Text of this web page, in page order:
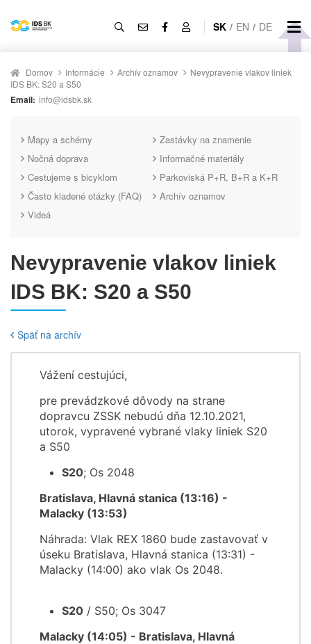
SK / EN / DE
Domov Informácie Archív oznamov
Nevypravenie vlakov liniek
IDS BK: S20 a S50
Email: info@idsbk.sk
Mapy a schémy
Zastávky na znamenie
Nočná doprava
Informačné materiály
Cestujeme s bicyklom
Parkoviská P+R, B+R a K+R
Často kladené otázky (FAQ)
Archív oznamov
Videá
Nevypravenie vlakov liniek
IDS BK: S20 a S50
Späť na archív
Vážení cestujúci,
pre prevádzkové dôvody na strane
dopravcu ZSSK nebudú dňa 12.10.2021,
utorok, vypravené vybrané vlaky liniek S20
a S50
S20; Os 2048
Bratislava, Hlavná stanica (13:16) -
Malacky (13:53)
Náhrada: Vlak REX 1860 bude zastavovať v
úseku Bratislava, Hlavná stanica (13:31) -
Malacky (14:00) ako vlak Os 2048.
S20 / S50; Os 3047
Malacky (14:05) - Bratislava, Hlavná